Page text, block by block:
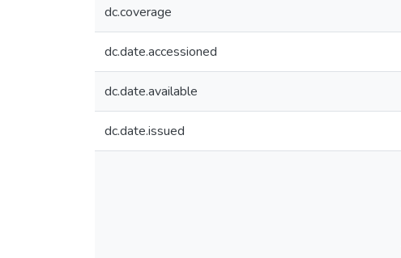
dc.coverage
dc.date.accessioned
dc.date.available
dc.date.issued